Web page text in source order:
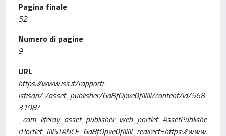
Pagina finale
52
Numero di pagine
9
URL
https://www.iss.it/rapporti-
istisan/-/asset_publisher/Ga8fOpve0fNN/content/id/568
3198?
_com_liferay_asset_publisher_web_portlet_AssetPublishe
rPortlet_INSTANCE_Ga8fOpve0fNN_redirect=https://www.